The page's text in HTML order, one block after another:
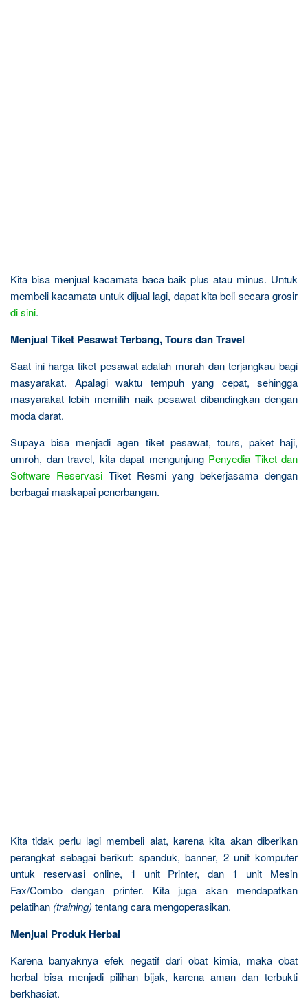
Kita bisa menjual kacamata baca baik plus atau minus. Untuk
membeli kacamata untuk dijual lagi, dapat kita beli secara grosir
di sini.
Menjual Tiket Pesawat Terbang, Tours dan Travel
Saat ini harga tiket pesawat adalah murah dan terjangkau bagi
masyarakat. Apalagi waktu tempuh yang cepat, sehingga
masyarakat lebih memilih naik pesawat dibandingkan dengan
moda darat.
Supaya bisa menjadi agen tiket pesawat, tours, paket haji,
umroh, dan travel, kita dapat mengunjung Penyedia Tiket dan
Software ReservasiTiket Resmi yang bekerjasama dengan
berbagai maskapai penerbangan.
Kita tidak perlu lagi membeli alat, karena kita akan diberikan
perangkat sebagai berikut: spanduk, banner, 2 unit komputer
untuk reservasi online, 1 unit Printer, dan 1 unit Mesin
Fax/Combo dengan printer. Kita juga akan mendapatkan
pelatihan (training) tentang cara mengoperasikan.
Menjual Produk Herbal
Karena banyaknya efek negatif dari obat kimia, maka obat
herbal bisa menjadi pilihan bijak, karena aman dan terbukti
berkhasiat.